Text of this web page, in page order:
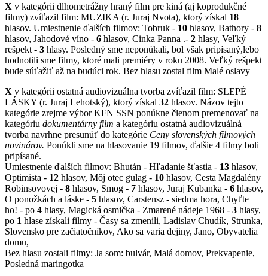
X v kategórii dlhometrážny hraný film pre kiná (aj koprodukčné
filmy) zvíťazil film: MUZIKA (r. Juraj Nvota), ktorý získal 18
hlasov. Umiestnenie ďalších filmov: Tobruk - 10 hlasov, Bathory - 8
hlasov, Jahodové víno - 6 hlasov, Cinka Panna .- 2 hlasy, Veľký
rešpekt - 3 hlasy. Posledný sme neponúkali, bol však pripísaný,lebo
hodnotili sme filmy, ktoré mali premiéry v roku 2008. Veľký rešpekt
bude súťažiť až na budúci rok. Bez hlasu zostal film Malé oslavy
X v kategórii ostatná audiovizuálna tvorba zvíťazil film: SLEPÉ
LÁSKY (r. Juraj Lehotský), ktorý získal 32 hlasov. Názov tejto
kategórie zrejme výbor KFN SSN ponúkne členom premenovať na
kategóriu dokumentárny film a kategóriu ostatná audiovizuálná
tvorba navrhne presunúť do kategórie Ceny slovenských filmových
novinárov. Ponúkli sme na hlasovanie 19 filmov, ďalšie 4 filmy boli
pripísané.
Umiestnenie ďalších filmov: Bhután - Hľadanie šťastia - 13 hlasov,
Optimista - 12 hlasov, Môj otec gulag - 10 hlasov, Cesta Magdalény
Robinsovovej - 8 hlasov, Smog - 7 hlasov, Juraj Kubanka - 6 hlasov,
O ponožkách a láske - 5 hlasov, Carstensz - siedma hora, Chyťte
ho! - po 4 hlasy, Magická osmička - Zmarené nádeje 1968 - 3 hlasy,
po 1 hlase získali filmy - Časy sa zmenili, Ladislav Chudík, Strunka,
Slovensko pre začiatočníkov, Ako sa varia dejiny, Jano, Obyvatelia
domu,
Bez hlasu zostali filmy: Ja som: bulvár, Malá domov, Prekvapenie,
Posledná maringotka